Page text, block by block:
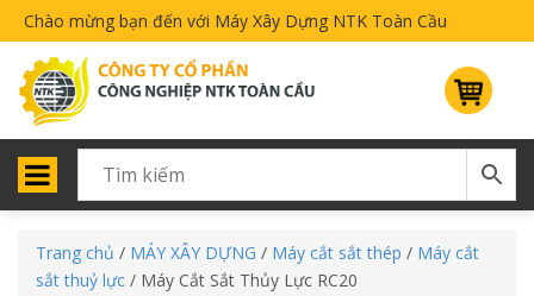
Chào mừng bạn đến với Máy Xây Dựng NTK Toàn Cầu
Trang chủ / MÁY XÂY DỰNG / Máy cắt sắt thép / Máy cắt
sắt thuỷ lực / Máy Cắt Sắt Thủy Lực RC20